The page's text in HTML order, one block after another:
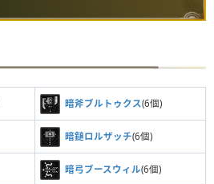
暗斧ブルトゥクス(6個)
暗鎚ロルザッチ(6個)
暗弓ブースウィル(6個)